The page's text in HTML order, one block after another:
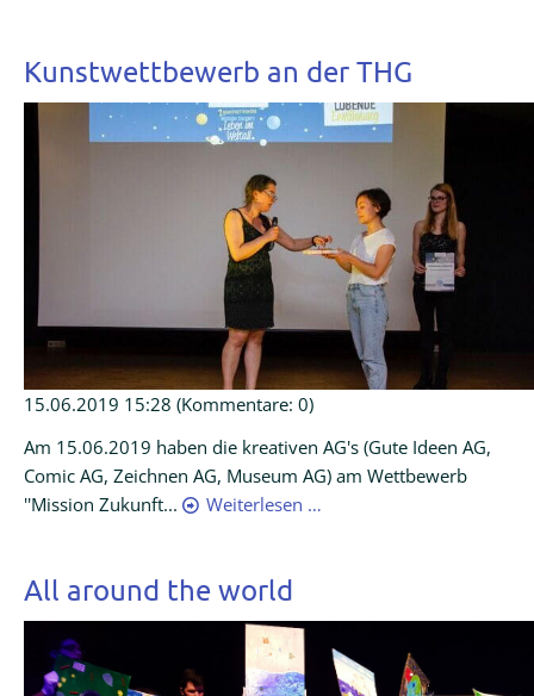
Kunstwettbewerb an der THG
15.06.2019 15:28 (Kommentare: 0)
Am 15.06.2019 haben die kreativen AG's (Gute Ideen AG,
Comic AG, Zeichnen AG, Museum AG) am Wettbewerb
''Mission Zukunft...
Weiterlesen …
All around the world